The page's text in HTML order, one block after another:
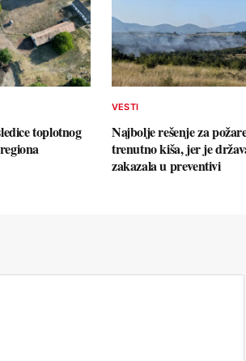
toplotnog
VESTI
Najbolje rešenje za
trenutno kiša, jer je
zakazala u preventivi